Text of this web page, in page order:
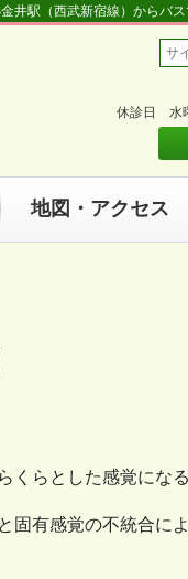
井駅（西武新宿線）からバ
休診日 水
地図・アクセス
くらとした感覚になる
固有感覚の不統合に